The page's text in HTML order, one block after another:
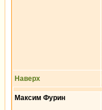
Наверх
Максим Фурин